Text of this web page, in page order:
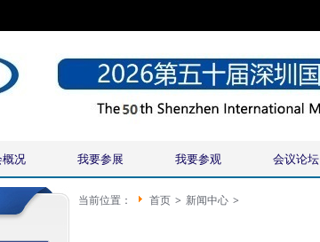
概况 我要参展 我要参观 会议论坛
当前位置： 首页 > 新闻中心 >